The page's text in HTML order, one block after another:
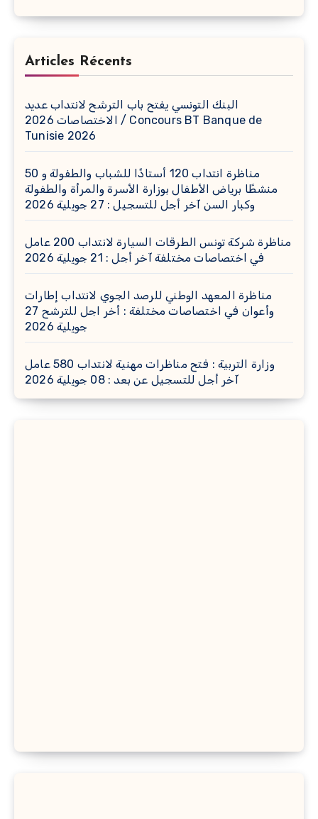
Articles Récents
البنك التونسي يفتح باب الترشح لانتداب عديد
الاختصاصات 2026 / Concours BT Banque de
Tunisie 2026
مناظرة انتداب 120 أستاذًا للشباب والطفولة و 50
منشطًا برياض الأطفال بوزارة الأسرة والمرأة والطفولة
وكبار السن آخر أجل للتسجيل : 27 جويلية 2026
مناظرة شركة تونس الطرقات السيارة لانتداب 200 عامل
في اختصاصات مختلفة آخر أجل : 21 جويلية 2026
مناظرة المعهد الوطني للرصد الجوي لانتداب إطارات
وأعوان في اختصاصات مختلفة : أخر اجل للترشح 27
جويلية 2026
وزارة التربية : فتح مناظرات مهنية لانتداب 580 عامل
آخر أجل للتسجيل عن بعد : 08 جويلية 2026